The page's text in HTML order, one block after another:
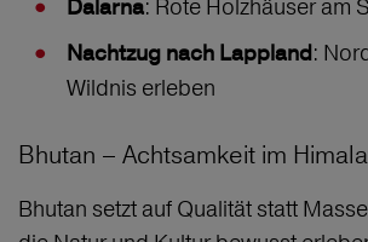
Dalarna: Rote Holzhäuser am
Nachtzug nach Lappland:
Wildnis erleben
Bhutan – Achtsamkeit im
Bhutan setzt auf Qualität statt